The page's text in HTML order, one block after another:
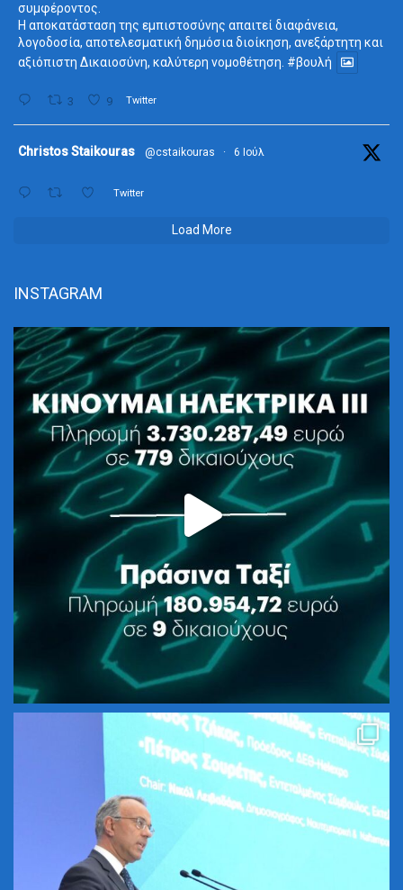
συμφέροντος.
Η αποκατάσταση της εμπιστοσύνης απαιτεί διαφάνεια,
λογοδοσία, αποτελεσματική δημόσια διοίκηση, ανεξάρτητη και
αξιόπιστη Δικαιοσύνη, καλύτερη νομοθέτηση. #βουλή
3 9 Twitter
Christos Staikouras @cstaikouras · 6 Ιούλ
Twitter
Load More
INSTAGRAM